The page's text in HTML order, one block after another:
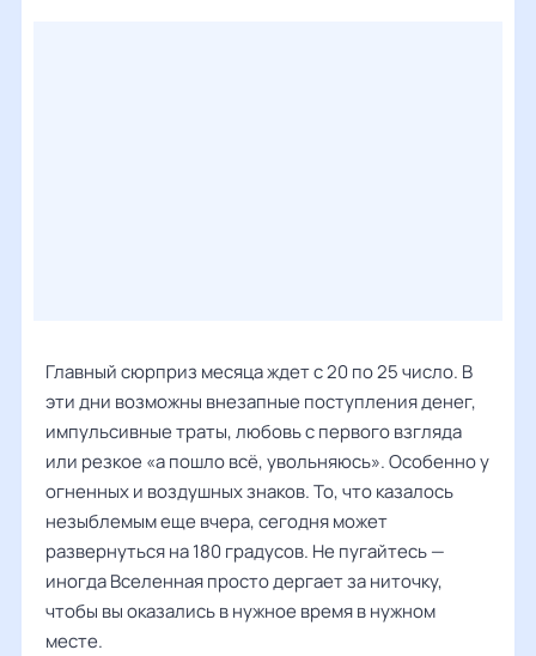
Главный сюрприз месяца ждет с 20 по 25 число. В
эти дни возможны внезапные поступления денег,
импульсивные траты, любовь с первого взгляда
или резкое «а пошло всё, увольняюсь». Особенно у
огненных и воздушных знаков. То, что казалось
незыблемым еще вчера, сегодня может
развернуться на 180 градусов. Не пугайтесь —
иногда Вселенная просто дергает за ниточку,
чтобы вы оказались в нужное время в нужном
месте.